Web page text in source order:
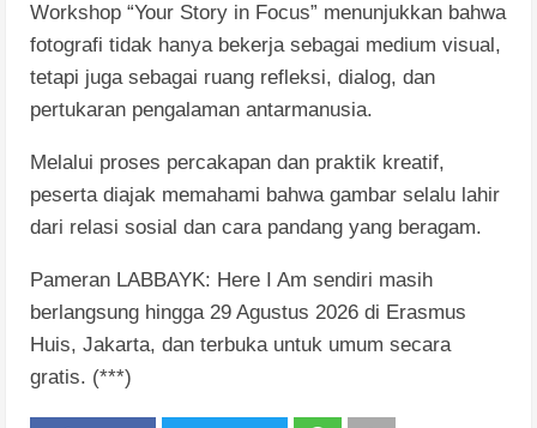
Workshop “Your Story in Focus” menunjukkan bahwa
fotografi tidak hanya bekerja sebagai medium visual,
tetapi juga sebagai ruang refleksi, dialog, dan
pertukaran pengalaman antarmanusia.
Melalui proses percakapan dan praktik kreatif,
peserta diajak memahami bahwa gambar selalu lahir
dari relasi sosial dan cara pandang yang beragam.
Pameran LABBAYK: Here I Am sendiri masih
berlangsung hingga 29 Agustus 2026 di Erasmus
Huis, Jakarta, dan terbuka untuk umum secara
gratis. (***)